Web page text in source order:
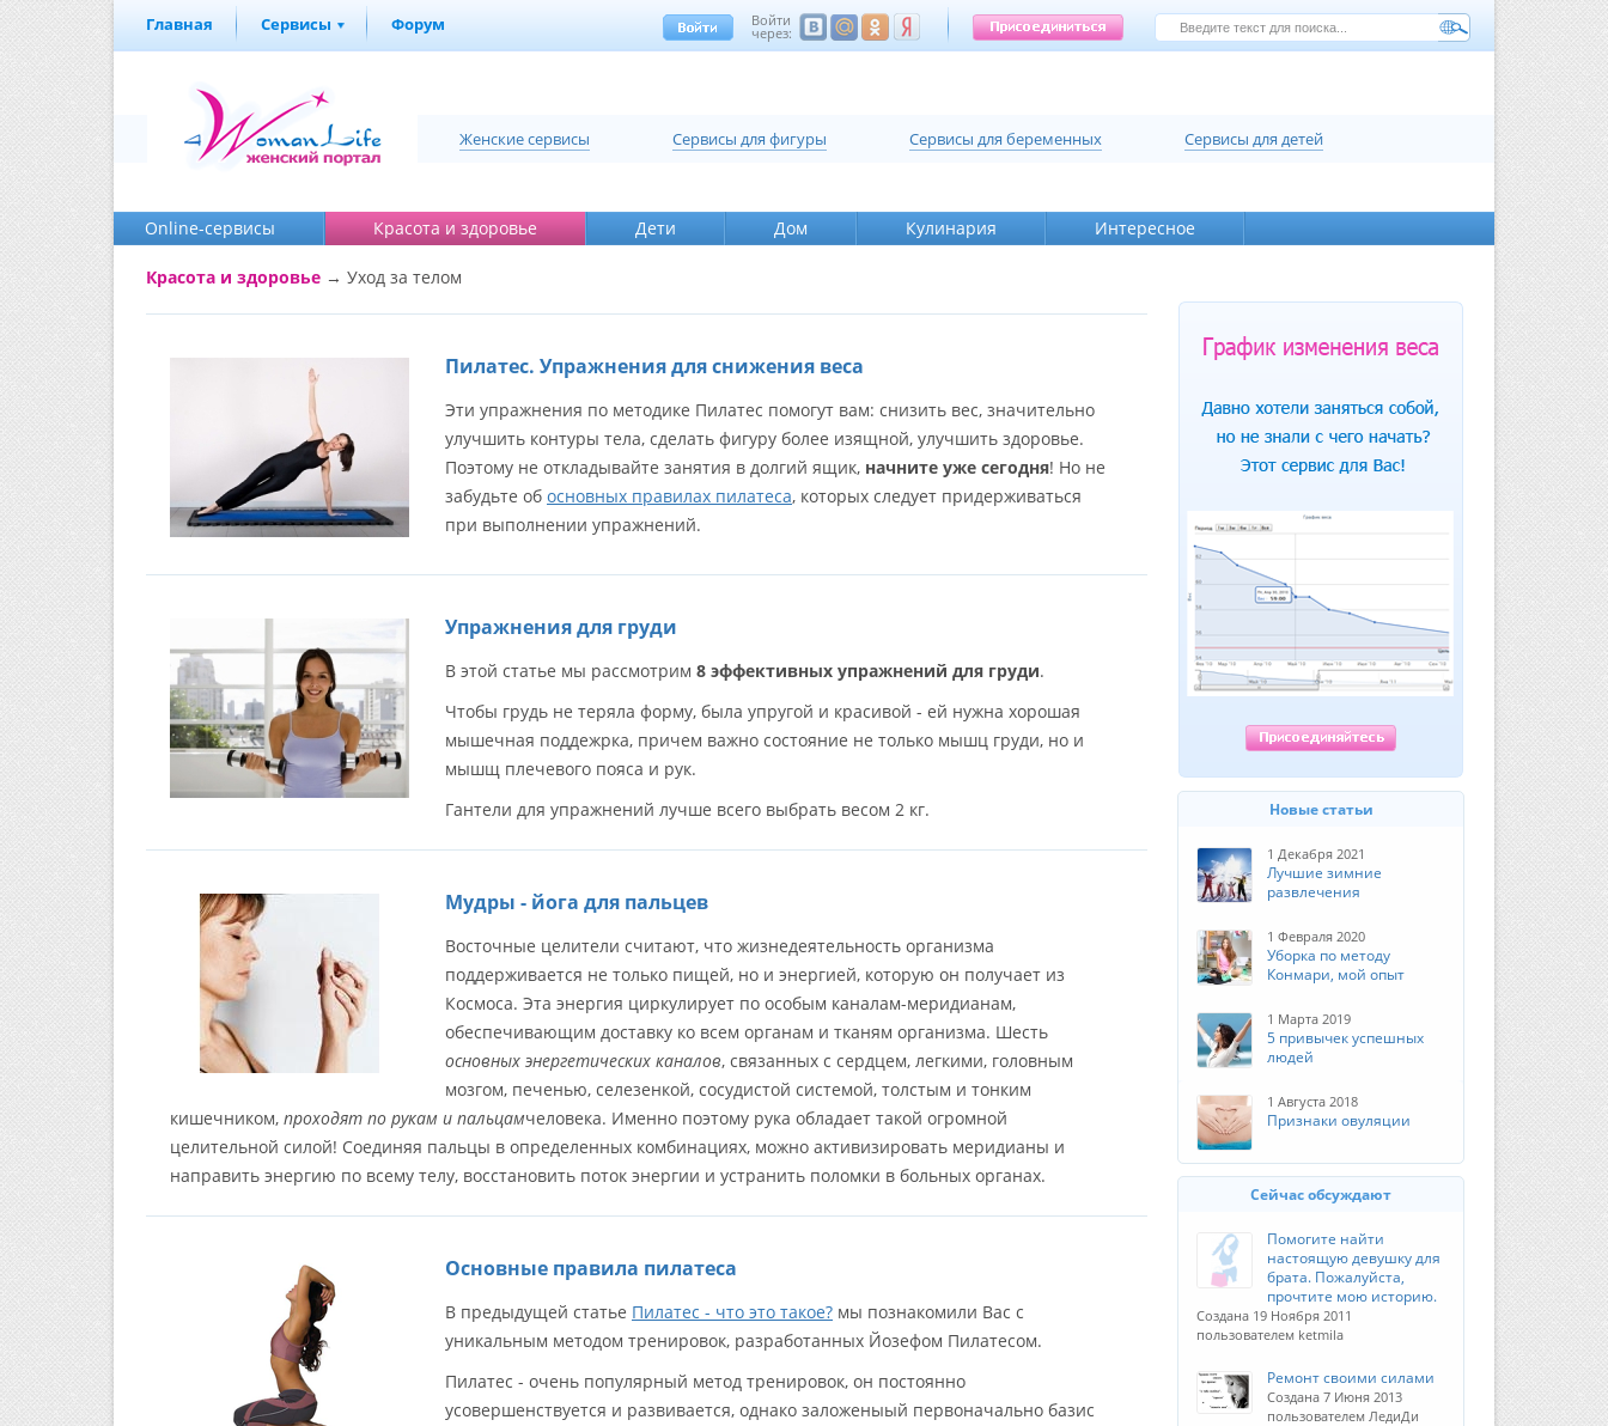
Главная Сервисы Форум Войти
через:
Женские сервисы Cервисы для фигуры Cервисы для беременных Сервисы для детей
Online-cервисы Красота и здоровье Дети Дом Кулинария Интересное
Красота и здоровье → Уход за телом
Пилатес. Упражнения для снижения веса
Эти упражнения по методике Пилатес помогут вам: снизить вес, значительно
улучшить контуры тела, сделать фигуру более изящной, улучшить здоровье.
Поэтому не откладывайте занятия в долгий ящик, начните уже сегодня! Но не
забудьте об основных правилах пилатеса, которых следует придерживаться
при выполнении упражнений.
Упражнения для груди
В этой статье мы рассмотрим 8 эффективных упражнений для груди.
Чтобы грудь не теряла форму, была упругой и красивой - ей нужна хорошая
мышечная поддежрка, причем важно состояние не только мышц груди, но и
мышщ плечевого пояса и рук.
Гантели для упражнений лучше всего выбрать весом 2 кг.
Мудры - йога для пальцев
Восточные целители считают, что жизнедеятельность организма
поддерживается не только пищей, но и энергией, которую он получает из
Космоса. Эта энергия циркулирует по особым каналам-меридианам,
обеспечивающим доставку ко всем органам и тканям организма. Шесть
основных энергетических каналов, связанных с сердцем, легкими, головным
мозгом, печенью, селезенкой, сосудистой системой, толстым и тонким
кишечником, проходят по рукам и пальцамчеловека. Именно поэтому рука обладает такой огромной
целительной силой! Соединяя пальцы в определенных комбинациях, можно активизировать меридианы и
направить энергию по всему телу, восстановить поток энергии и устранить поломки в больных органах.
Основные правила пилатеса
В предыдущей статье Пилатес - что это такое? мы познакомили Вас с
уникальным методом тренировок, разработанных Йозефом Пилатесом.
Пилатес - очень популярный метод тренировок, он постоянно
усовершенствуется и развивается, однако заложеныый первоначально базис
Новые статьи
1 Декабря 2021
Лучшие зимние
развлечения
1 Февраля 2020
Уборка по методу
Конмари, мой опыт
1 Марта 2019
5 привычек успешных
людей
1 Августа 2018
Признаки овуляции
Сейчас обсуждают
Помогите найти
настоящую девушку для
брата. Пожалуйста,
прочтите мою историю.
Создана 19 Ноября 2011
пользователем ketmila
Ремонт своими силами
Создана 7 Июня 2013
пользователем ЛедиДи